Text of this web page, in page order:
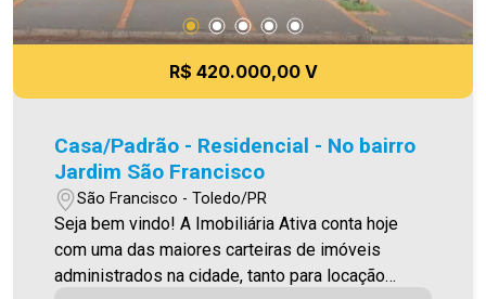
R$ 420.000,00 V
Casa/Padrão - Residencial - No bairro
Jardim São Francisco
São Francisco - Toledo/PR
Seja bem vindo! A Imobiliária Ativa conta hoje
com uma das maiores carteiras de imóveis
administrados na cidade, tanto para locação